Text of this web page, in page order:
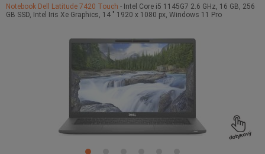
Notebook Dell Latitude 7420 Touch - Intel Core i5 1145G7 2.6 GHz, 16 GB, 256
GB SSD, Intel Iris Xe Graphics, 14 " 1920 x 1080 px, Windows 11 Pro